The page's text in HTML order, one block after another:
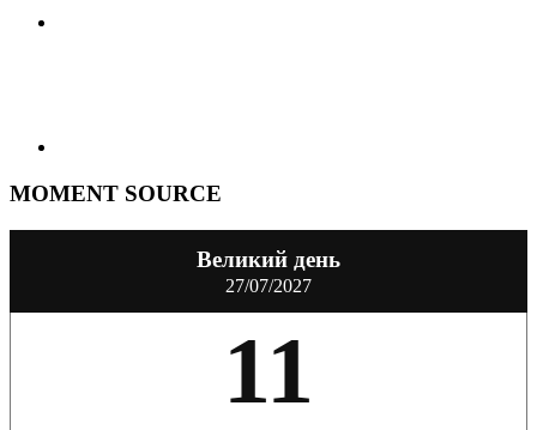
MOMENT SOURCE
Великий день
27/07/2027
11